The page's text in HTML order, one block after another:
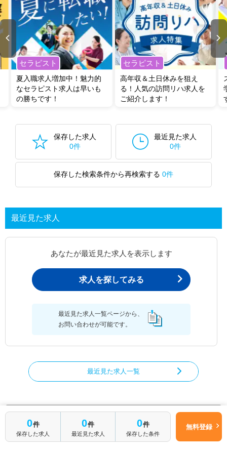
セラピスト
夏入職求人増加中！魅力的
なセラピスト求人は早いも
の勝ちです！
セラピスト
高年収＆土日休みを狙え
る！人気の訪問リハ求人を
ご紹介します！
保存した求人
0件
最近見た求人
0件
保存した検索条件から再検索する 0件
最近見た求人
あなたが最近見た求人を表示します
求人を探してみる
最近見た求人一覧ページから、
お問い合わせが可能です。
最近見た求人一覧
0件
保存した求人
0件
最近見た求人
0件
保存した条件
無料登録
あん摩マッサージ指圧師の求人を絞り込む
都道府県からあん摩マッサージ指圧師の求人を探す